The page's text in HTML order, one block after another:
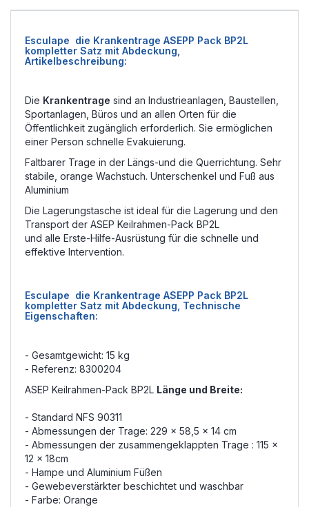
Esculape die Krankentrage ASEPP Pack BP2L
kompletter Satz mit Abdeckung,
Artikelbeschreibung:
Die Krankentrage sind an Industrieanlagen, Baustellen,
Sportanlagen, Büros und an allen Orten für die
Öffentlichkeit zugänglich erforderlich. Sie ermöglichen
einer Person schnelle Evakuierung.
Faltbarer Trage in der Längs-und die Querrichtung. Sehr
stabile, orange Wachstuch. Unterschenkel und Fuß aus
Aluminium
Die Lagerungstasche ist ideal für die Lagerung und den
Transport der ASEP Keilrahmen-Pack BP2L
und alle Erste-Hilfe-Ausrüstung für die schnelle und
effektive Intervention.
Esculape die Krankentrage ASEPP Pack BP2L
kompletter Satz mit Abdeckung, Technische
Eigenschaften:
- Gesamtgewicht: 15 kg
- Referenz: 8300204
ASEP Keilrahmen-Pack BP2L Länge und Breite:
- Standard NFS 90311
- Abmessungen der Trage: 229 x 58,5 x 14 cm
- Abmessungen der zusammengeklappten Trage : 115 x
12 x 18cm
- Hampe und Aluminium Füßen
- Gewebeverstärkter beschichtet und waschbar
- Farbe: Orange